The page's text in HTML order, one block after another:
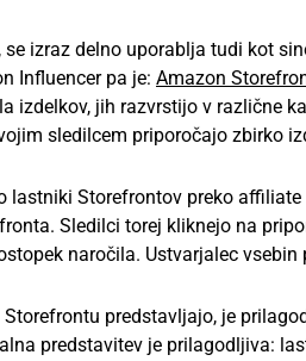
se izraz delno uporablja tudi kot
Influencer pa je: Amazon
izdelkov, jih razvrstijo v različne
sledilcem priporočajo zbirko
lastniki Storefrontov preko
Sledilci torej kliknejo na
naročila. Ustvarjalec vsebin
Storefrontu predstavljajo, je
predstavitev je prilagodljiva: